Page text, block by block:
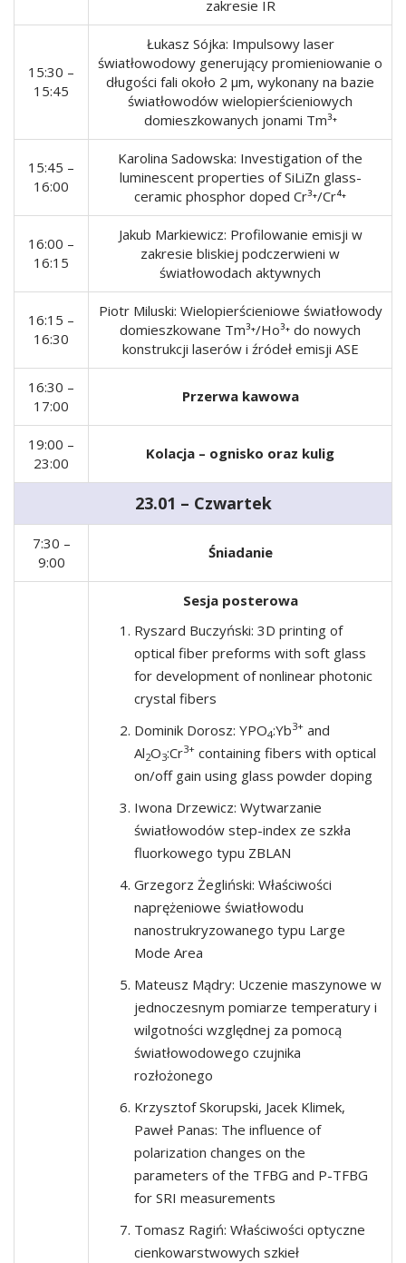
zakresie IR
15:30 –
15:45
Łukasz Sójka: Impulsowy laser
światłowodowy generujący promieniowanie o
długości fali około 2 μm, wykonany na bazie
światłowodów wielopierścieniowych
domieszkowanych jonami Tm³⁺
15:45 –
16:00
Karolina Sadowska: Investigation of the
luminescent properties of SiLiZn glass-
ceramic phosphor doped Cr³⁺/Cr⁴⁺
16:00 –
16:15
Jakub Markiewicz: Profilowanie emisji w
zakresie bliskiej podczerwieni w
światłowodach aktywnych
16:15 –
16:30
Piotr Miluski: Wielopierścieniowe światłowody
domieszkowane Tm³⁺/Ho³⁺ do nowych
konstrukcji laserów i źródeł emisji ASE
16:30 –
17:00
Przerwa kawowa
19:00 –
23:00
Kolacja – ognisko oraz kulig
23.01 – Czwartek
7:30 –
9:00
Śniadanie
Sesja posterowa
Ryszard Buczyński: 3D printing of
optical fiber preforms with soft glass
for development of nonlinear photonic
crystal fibers
Dominik Dorosz: YPO4:Yb3+ and
Al2O3:Cr3+ containing fibers with optical
on/off gain using glass powder doping
Iwona Drzewicz: Wytwarzanie
światłowodów step-index ze szkła
fluorkowego typu ZBLAN
Grzegorz Żegliński: Właściwości
naprężeniowe światłowodu
nanostrukryzowanego typu Large
Mode Area
Mateusz Mądry: Uczenie maszynowe w
jednoczesnym pomiarze temperatury i
wilgotności względnej za pomocą
światłowodowego czujnika
rozłożonego
Krzysztof Skorupski, Jacek Klimek,
Paweł Panas: The influence of
polarization changes on the
parameters of the TFBG and P-TFBG
for SRI measurements
Tomasz Ragiń: Właściwości optyczne
cienkowarstwowych szkieł